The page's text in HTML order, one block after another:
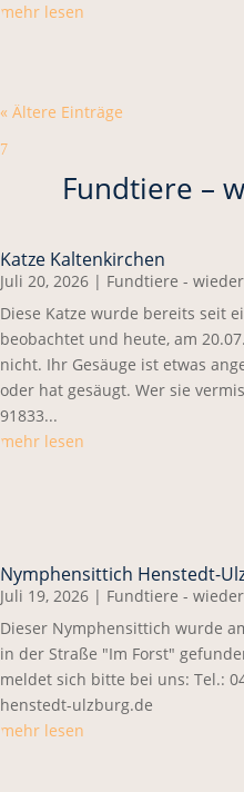
mehr lesen
« Ältere Einträge
7
Fundtiere –
Katze Kaltenkirchen
Juli 20, 2026 | Fundtiere -
Diese Katze wurde bereits seit
beobachtet und heute, am
nicht. Ihr Gesäuge ist etwas
oder hat gesäugt. Wer sie
91833...
mehr lesen
Nymphensittich Henstedt-
Juli 19, 2026 | Fundtiere -
Dieser Nymphensittich wurde
in der Straße "Im Forst"
meldet sich bitte bei uns: Tel.:
henstedt-ulzburg.de
mehr lesen